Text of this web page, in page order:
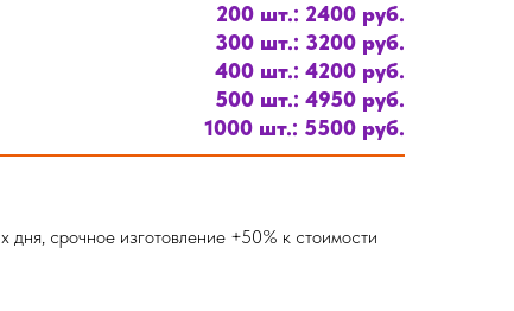
200 шт.: 2400 руб.
300 шт.: 3200 руб.
400 шт.: 4200 руб.
500 шт.: 4950 руб.
1000 шт.: 5500 руб.
дня, срочное изготовление +50% к стоимости